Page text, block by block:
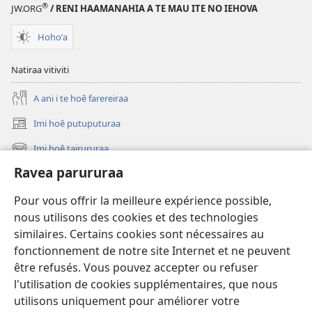
Ravea parururaa
Pour vous offrir la meilleure expérience possible,
nous utilisons des cookies et des technologies
similaires. Certains cookies sont nécessaires au
fonctionnement de notre site Internet et ne peuvent
être refusés. Vous pouvez accepter ou refuser
l'utilisation de cookies supplémentaires, que nous
utilisons uniquement pour améliorer votre
JW.ORG® / RENI HAAMANAHIA A TE MAU ITE NO IEHOVA
Hohoˈa
Natiraa vitiviti
A ani i te hoê farereiraa
Imi hoê putuputuraa
(opens
new Imi hoê tairururaa
(opens
new
window)
Eaha te mea apî
Video
Maimiraa
Te mau ô
(opens
new
window)VAIRAA PAPAI NATIRARA Watchtower
(opens